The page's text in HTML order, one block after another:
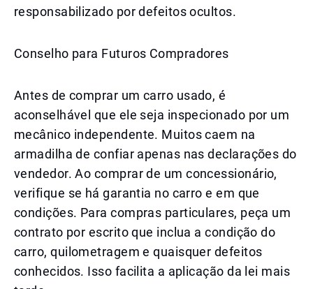
responsabilizado por defeitos ocultos.
Conselho para Futuros Compradores
Antes de comprar um carro usado, é
aconselhável que ele seja inspecionado por um
mecânico independente. Muitos caem na
armadilha de confiar apenas nas declarações do
vendedor. Ao comprar de um concessionário,
verifique se há garantia no carro e em que
condições. Para compras particulares, peça um
contrato por escrito que inclua a condição do
carro, quilometragem e quaisquer defeitos
conhecidos. Isso facilita a aplicação da lei mais